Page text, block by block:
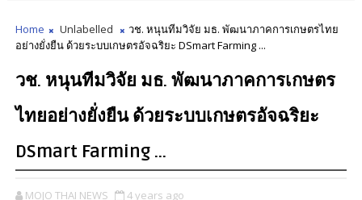
Home Unlabelled
วช. หนุนทีมวิจัย มธ. พัฒนาภาคการเกษตรไทย
อย่างยั่งยืน ด้วยระบบเกษตรอัจฉริยะ DSmart Farming ...
วช. หนุนทีมวิจัย มธ. พัฒนาภาคการเกษตร
ไทยอย่างยั่งยืน ด้วยระบบเกษตรอัจฉริยะ
DSmart Farming ...
MOJO THAI NEWS 4 years ago